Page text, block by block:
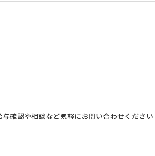
確認や相談など気軽にお問い合わせください